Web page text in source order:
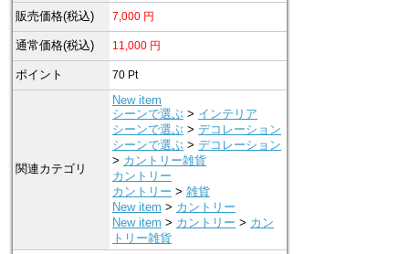
販売価格(税込) 7,000 円
通常価格(税込) 11,000 円
ポイント 70 Pt
関連カテゴリ
New item
シーンで選ぶ > インテリア
シーンで選ぶ >デコレーション
シーンで選ぶ >デコレーション
> カントリー雑貨
カントリー
カントリー >雑貨
New item > カントリー
New item > カントリー > カン
トリー雑貨